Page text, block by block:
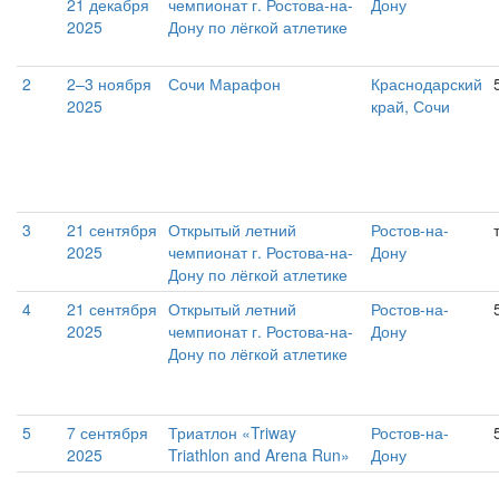
21 декабря
2025
чемпионат г. Ростова-на-
Дону по лёгкой атлетике
Дону
2
2–3 ноября
2025
Сочи Марафон
Краснодарский
край, Сочи
3
21 сентября
2025
Открытый летний
чемпионат г. Ростова-на-
Дону по лёгкой атлетике
Ростов-на-
Дону
4
21 сентября
2025
Открытый летний
чемпионат г. Ростова-на-
Дону по лёгкой атлетике
Ростов-на-
Дону
5
7 сентября
2025
Триатлон «Triway
Triathlon and Arena Run»
Ростов-на-
Дону